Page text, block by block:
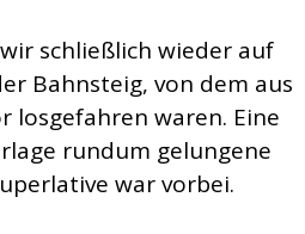
schließlich wieder auf
Bahnsteig, von dem aus
losgefahren waren. Eine
rundum gelungene
war vorbei.